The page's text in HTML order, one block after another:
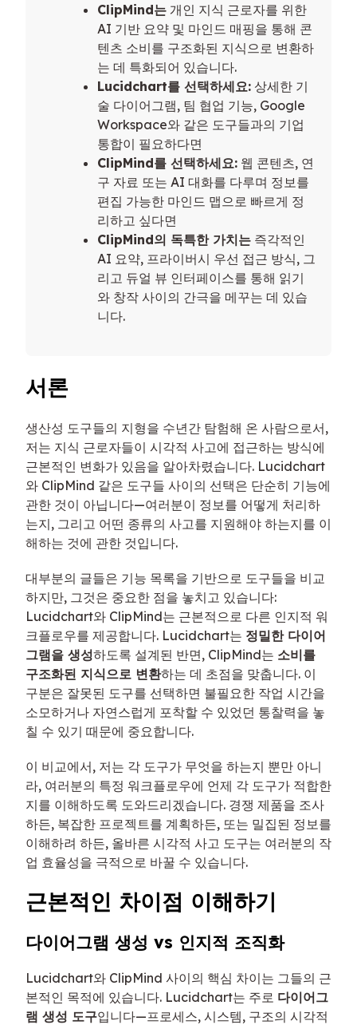
ClipMind는 개인 지식 근로자를 위한
AI 기반 요약 및 마인드 매핑을 통해 콘
텐츠 소비를 구조화된 지식으로 변환하
는 데 특화되어 있습니다.
Lucidchart를 선택하세요: 상세한 기
술 다이어그램, 팀 협업 기능, Google
Workspace와 같은 도구들과의 기업
통합이 필요하다면
ClipMind를 선택하세요: 웹 콘텐츠, 연
구 자료 또는 AI 대화를 다루며 정보를
편집 가능한 마인드 맵으로 빠르게 정
리하고 싶다면
ClipMind의 독특한 가치는 즉각적인
AI 요약, 프라이버시 우선 접근 방식, 그
리고 듀얼 뷰 인터페이스를 통해 읽기
와 창작 사이의 간극을 메꾸는 데 있습
니다.
서론
생산성 도구들의 지형을 수년간 탐험해 온 사람으로서,
저는 지식 근로자들이 시각적 사고에 접근하는 방식에
근본적인 변화가 있음을 알아차렸습니다. Lucidchart
와 ClipMind 같은 도구들 사이의 선택은 단순히 기능에
관한 것이 아닙니다—여러분이 정보를 어떻게 처리하
는지, 그리고 어떤 종류의 사고를 지원해야 하는지를 이
해하는 것에 관한 것입니다.
대부분의 글들은 기능 목록을 기반으로 도구들을 비교
하지만, 그것은 중요한 점을 놓치고 있습니다:
Lucidchart와 ClipMind는 근본적으로 다른 인지적 워
크플로우를 제공합니다. Lucidchart는 정밀한 다이어
그램을 생성하도록 설계된 반면, ClipMind는 소비를
구조화된 지식으로 변환하는 데 초점을 맞춥니다. 이
구분은 잘못된 도구를 선택하면 불필요한 작업 시간을
소모하거나 자연스럽게 포착할 수 있었던 통찰력을 놓
칠 수 있기 때문에 중요합니다.
이 비교에서, 저는 각 도구가 무엇을 하는지 뿐만 아니
라, 여러분의 특정 워크플로우에 언제 각 도구가 적합한
지를 이해하도록 도와드리겠습니다. 경쟁 제품을 조사
하든, 복잡한 프로젝트를 계획하든, 또는 밀집된 정보를
이해하려 하든, 올바른 시각적 사고 도구는 여러분의 작
업 효율성을 극적으로 바꿀 수 있습니다.
근본적인 차이점 이해하기
다이어그램 생성 vs 인지적 조직화
Lucidchart와 ClipMind 사이의 핵심 차이는 그들의 근
본적인 목적에 있습니다. Lucidchart는 주로 다이어그
램 생성 도구입니다—프로세스, 시스템, 구조의 시각적